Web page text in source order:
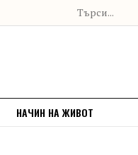
НАЧИН НА ЖИВОТ